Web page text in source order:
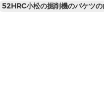
52HRC小松の掘削機のバケツの